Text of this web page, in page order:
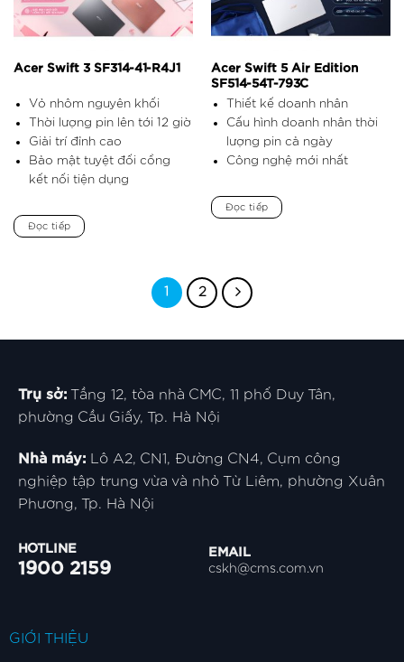
Acer Swift 3 SF314-41-R4J1
Vỏ nhôm nguyên khối
Thời lượng pin lên tới 12 giờ
Giải trí đỉnh cao
Bảo mật tuyệt đối cổng
kết nối tiện dụng
Đọc tiếp
Acer Swift 5 Air Edition
SF514-54T-793C
Thiết kế doanh nhân
Cấu hình doanh nhân thời
lượng pin cả ngày
Công nghệ mới nhất
Đọc tiếp
1 2
Trụ sở:Tầng 12, tòa nhà CMC, 11 phố Duy Tân,
phường Cầu Giấy, Tp. Hà Nội
Nhà máy:Lô A2, CN1, Đường CN4, Cụm công
nghiệp tập trung vừa và nhỏ Từ Liêm, phường Xuân
Phương, Tp. Hà Nội
HOTLINE
1900 2159
EMAIL
cskh@cms.com.vn
GIỚI THIỆU